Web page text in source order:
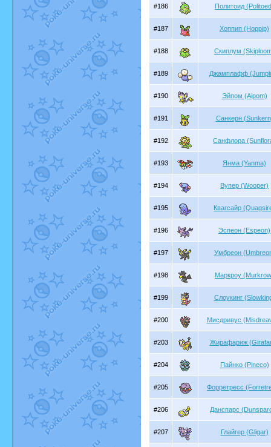
#186 Политоид
#187 Хоппип (Hoppip)
#188 Скиплум
#189 Джамплафф
#190 Эйпом (Aipom)
#191 Санкерн
#192 Санфлора
#193 Янма (Yanma)
#194 Вупер (Wooper)
#195 Квагсайр
#196 Эспеон (Espeon)
#197 Умбреон
#198 Маркроу
#199 Слоукинг
#200 Мисдривус
#203 Жирафариж
#204 Пайнко (Pineco)
#205 Форретресс
#206 Данспарс
#207 Глайгер (Gligar)